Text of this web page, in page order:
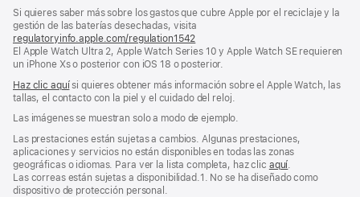
Si quieres saber más sobre los gastos que cubre Apple por el reciclaje y la
gestión de las baterías desechadas, visita
regulatoryinfo.apple.com/regulation1542
abre
en
ventana
nueva)
El Apple Watch Ultra 2, Apple Watch Series 10 y Apple Watch SE requieren
un iPhone Xs o posterior con iOS 18 o posterior.
Haz clic aquísi quieres obtener más información sobre el Apple Watch, las
tallas, el contacto con la piel y el cuidado del reloj.
Las imágenes se muestran solo a modo de ejemplo.
Las prestaciones están sujetas a cambios. Algunas prestaciones,
aplicaciones y servicios no están disponibles en todas las zonas
geográficas o idiomas. Para ver la lista completa, haz clic aquí
Las correas están sujetas a disponibilidad.1. No se ha diseñado como
dispositivo de protección personal.